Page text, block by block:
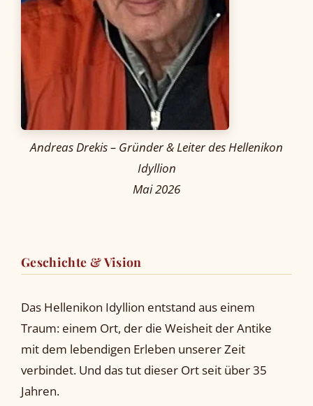
Andreas Drekis – Gründer & Leiter des Hellenikon
Idyllion
Mai 2026
Geschichte & Vision
Das Hellenikon Idyllion entstand aus einem
Traum: einem Ort, der die Weisheit der Antike
mit dem lebendigen Erleben unserer Zeit
verbindet. Und das tut dieser Ort seit über 35
Jahren.